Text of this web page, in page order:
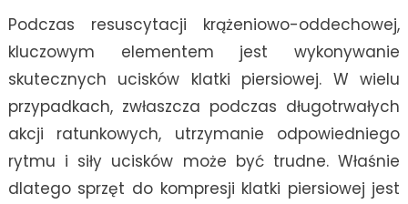
Podczas resuscytacji krążeniowo-oddechowej,
kluczowym elementem jest wykonywanie
skutecznych ucisków klatki piersiowej. W wielu
przypadkach, zwłaszcza podczas długotrwałych
akcji ratunkowych, utrzymanie odpowiedniego
rytmu i siły ucisków może być trudne. Właśnie
dlatego sprzęt do kompresji klatki piersiowej jest